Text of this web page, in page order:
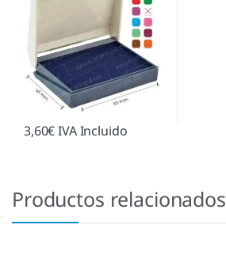
3,60€IVA Incluido
Productos relacionados